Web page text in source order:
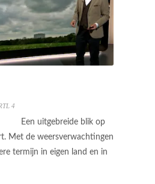
4
Een uitgebreide blik op
Met de weersverwachtingen
termijn in eigen land en in